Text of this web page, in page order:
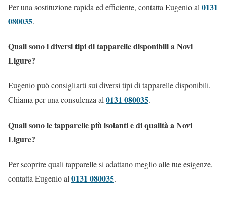
Per una sostituzione rapida ed efficiente, contatta Eugenio al 0131
080035.
Quali sono i diversi tipi di tapparelle disponibili a Novi
Ligure?
Eugenio può consigliarti sui diversi tipi di tapparelle disponibili.
Chiama per una consulenza al0131 080035.
Quali sono le tapparelle più isolanti e di qualità a Novi
Ligure?
Per scoprire quali tapparelle si adattano meglio alle tue esigenze,
contatta Eugenio al 0131 080035.